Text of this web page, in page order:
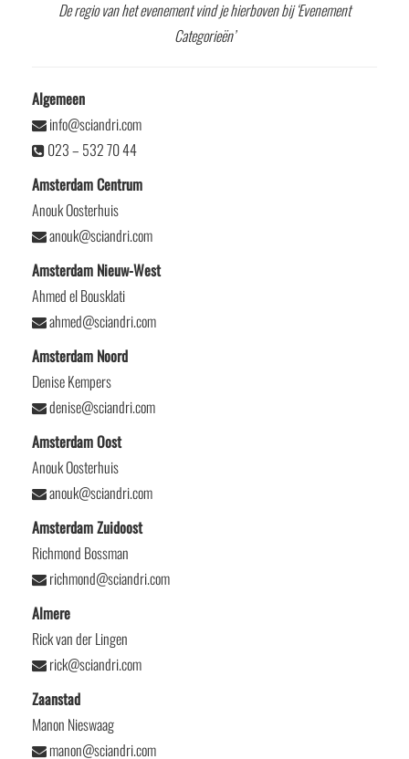
De regio van het evenement vind je hierboven bij ‘Evenement
Categorieën’
Algemeen
info@sciandri.com
023 – 532 70 44
Amsterdam Centrum
Anouk Oosterhuis
anouk@sciandri.com
Amsterdam Nieuw-West
Ahmed el Bousklati
ahmed@sciandri.com
Amsterdam Noord
Denise Kempers
denise@sciandri.com
Amsterdam Oost
Anouk Oosterhuis
anouk@sciandri.com
Amsterdam Zuidoost
Richmond Bossman
richmond@sciandri.com
Almere
Rick van der Lingen
rick@sciandri.com
Zaanstad
Manon Nieswaag
manon@sciandri.com